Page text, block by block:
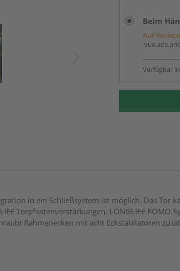
Beim
Auf
Verfügbar
in ein Schließsystem ist möglich. Das Tor
Torpfostenverstärkungen. LONGLIFE
Rahmenecken mit acht Eckstabilatoren